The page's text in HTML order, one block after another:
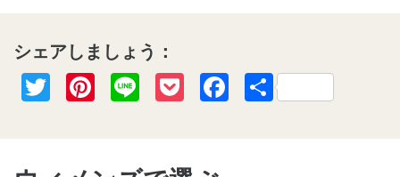
シェアしましょう：
TwitterPinterest
Line PocketFacebook
共